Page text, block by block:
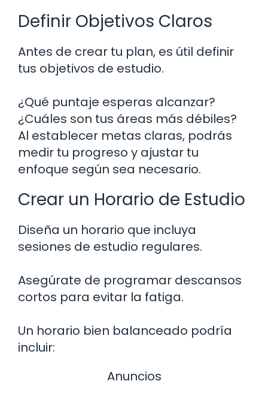
Definir Objetivos Claros
Antes de crear tu plan, es útil definir
tus objetivos de estudio.
¿Qué puntaje esperas alcanzar?
¿Cuáles son tus áreas más débiles?
Al establecer metas claras, podrás
medir tu progreso y ajustar tu
enfoque según sea necesario.
Crear un Horario de Estudio
Diseña un horario que incluya
sesiones de estudio regulares.
Asegúrate de programar descansos
cortos para evitar la fatiga.
Un horario bien balanceado podría
incluir:
Anuncios